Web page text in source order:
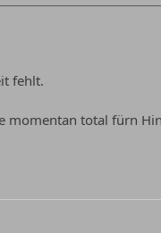
fehlt.
momentan total fürn